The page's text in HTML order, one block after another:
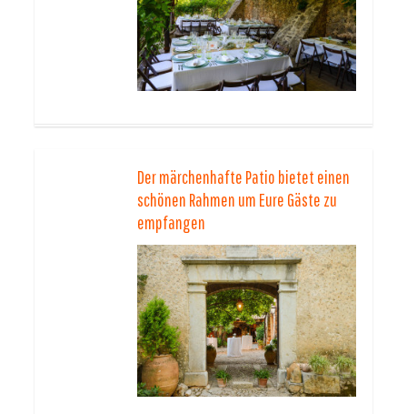
Der märchenhafte Patio bietet einen
schönen Rahmen um Eure Gäste zu
empfangen